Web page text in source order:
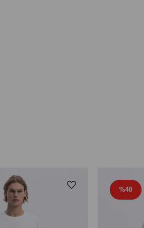
%40